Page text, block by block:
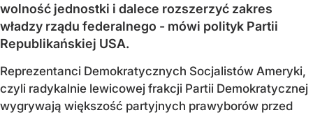
wolność jednostki i dalece rozszerzyć zakres
władzy rządu federalnego - mówi polityk Partii
Republikańskiej USA.
Reprezentanci Demokratycznych Socjalistów Ameryki,
czyli radykalnie lewicowej frakcji Partii Demokratycznej
wygrywają większość partyjnych prawyborów przed